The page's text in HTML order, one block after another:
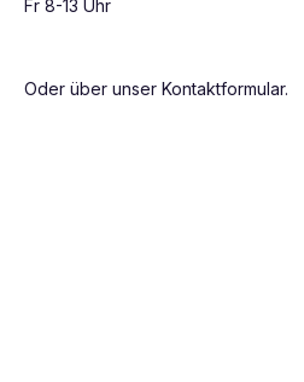
Fr 8-13 Uhr
Oder über unser Kontaktformular.